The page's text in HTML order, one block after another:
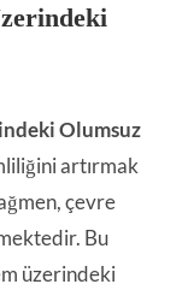
Olumsuz
artırmak
çevre
Bu
üzerindeki